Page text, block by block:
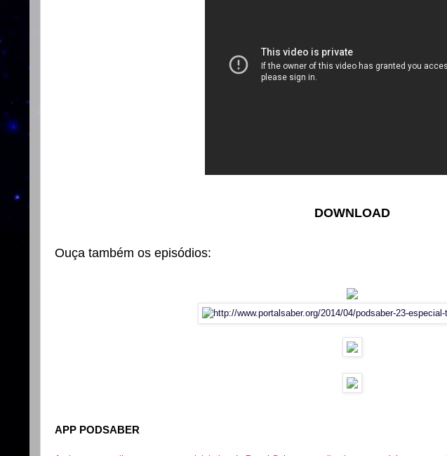
DOWNLOAD
Ouça também os episódios:
APP PODSABER